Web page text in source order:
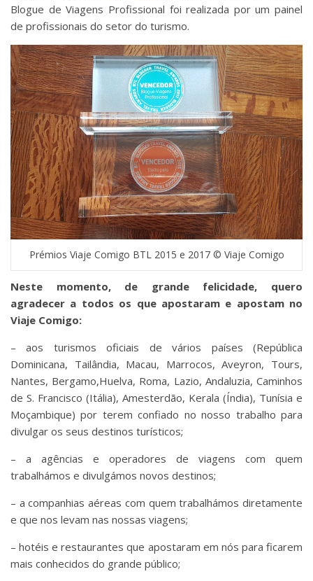
Blogue de Viagens Profissional foi realizada por um painel
de profissionais do setor do turismo.
Prémios Viaje Comigo BTL 2015 e 2017 © Viaje Comigo
Neste momento, de grande felicidade, quero
agradecer a todos os que apostaram e apostam no
Viaje Comigo:
– aos turismos oficiais de vários países (República
Dominicana, Tailândia, Macau, Marrocos, Aveyron, Tours,
Nantes, Bergamo,Huelva, Roma, Lazio, Andaluzia, Caminhos
de S. Francisco (Itália), Amesterdão, Kerala (Índia), Tunísia e
Moçambique) por terem confiado no nosso trabalho para
divulgar os seus destinos turísticos;
– a agências e operadores de viagens com quem
trabalhámos e divulgámos novos destinos;
– a companhias aéreas com quem trabalhámos diretamente
e que nos levam nas nossas viagens;
– hotéis e restaurantes que apostaram em nós para ficarem
mais conhecidos do grande público;